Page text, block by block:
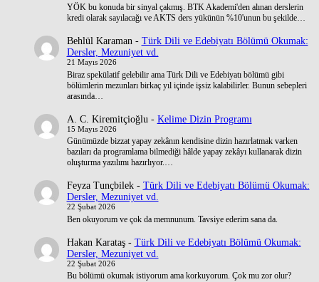
YÖK bu konuda bir sinyal çakmış. BTK Akademi'den alınan derslerin
kredi olarak sayılacağı ve AKTS ders yükünün %10'unun bu şekilde…
Behlül Karaman- Türk Dili ve Edebiyatı Bölümü Okumak:
Dersler, Mezuniyet vd.
21 Mayıs 2026
Biraz spekülatif gelebilir ama Türk Dili ve Edebiyatı bölümü gibi
bölümlerin mezunları birkaç yıl içinde işsiz kalabilirler. Bunun sebepleri
arasında…
A. C. Kiremitçioğlu - Kelime Dizin Programı
15 Mayıs 2026
Günümüzde bizzat yapay zekânın kendisine dizin hazırlatmak varken
bazıları da programlama bilmediği hâlde yapay zekâyı kullanarak dizin
oluşturma yazılımı hazırlıyor.…
Feyza Tunçbilek- Türk Dili ve Edebiyatı Bölümü Okumak:
Dersler, Mezuniyet vd.
22 Şubat 2026
Ben okuyorum ve çok da memnunum. Tavsiye ederim sana da.
Hakan Karataş- Türk Dili ve Edebiyatı Bölümü Okumak:
Dersler, Mezuniyet vd.
22 Şubat 2026
Bu bölümü okumak istiyorum ama korkuyorum. Çok mu zor olur?